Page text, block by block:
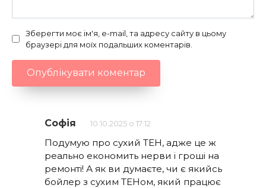
Зберегти моє ім'я, e-mail, та адресу сайту в цьому
браузері для моїх подальших коментарів.
Софія 10.10.2025 о 17:12
Подумую про сухий ТЕН, адже це ж
реально економить нерви і гроші на
ремонті! А як ви думаєте, чи є якийсь
бойлер з сухим ТЕНом, який працює